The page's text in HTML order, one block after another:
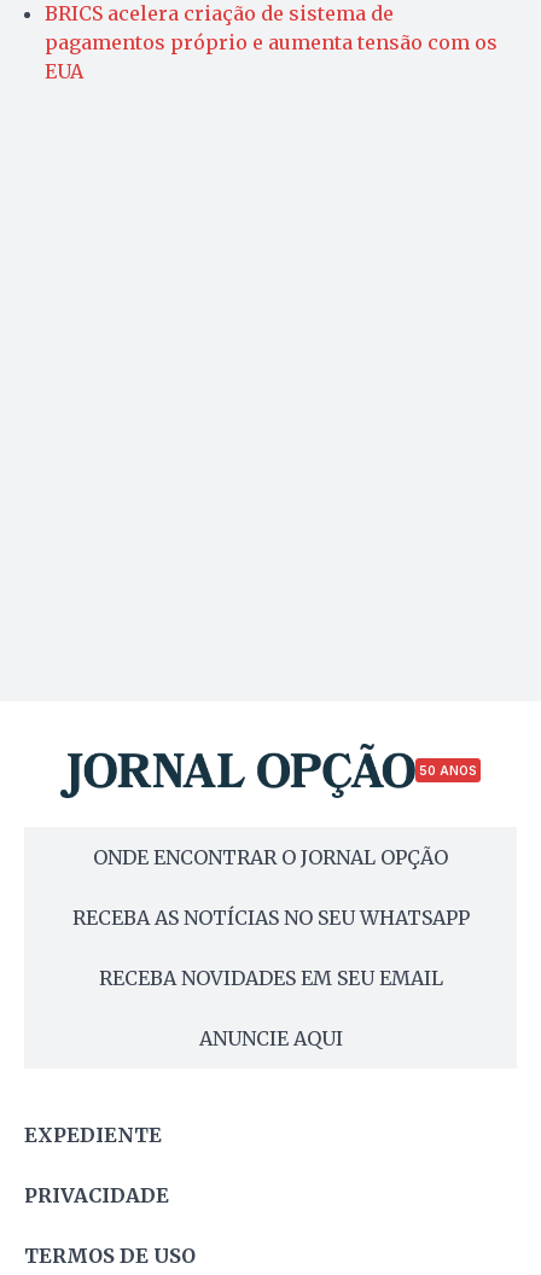
BRICS acelera criação de sistema de
pagamentos próprio e aumenta tensão com os
EUA
50 ANOS
ONDE ENCONTRAR O JORNAL OPÇÃO
RECEBA AS NOTÍCIAS NO SEU WHATSAPP
RECEBA NOVIDADES EM SEU EMAIL
ANUNCIE AQUI
EXPEDIENTE
PRIVACIDADE
TERMOS DE USO